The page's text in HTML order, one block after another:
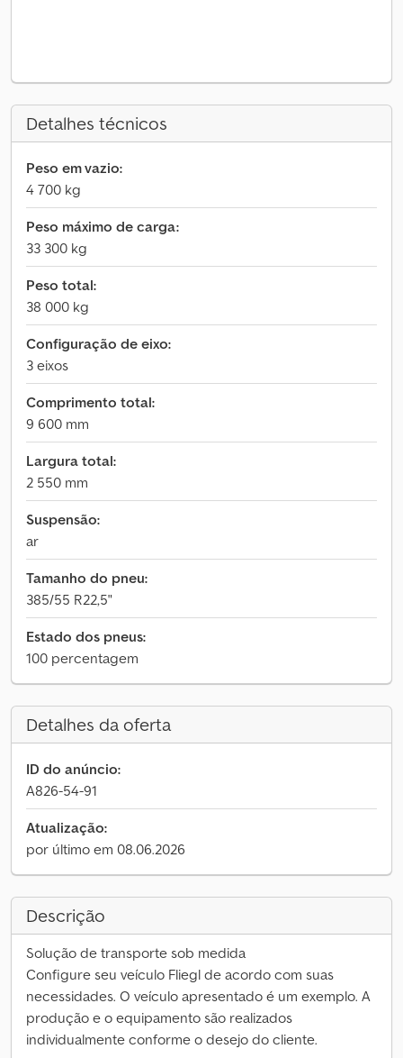
Detalhes técnicos
Peso em vazio:
4 700 kg
Peso máximo de carga:
33 300 kg
Peso total:
38 000 kg
Configuração de eixo:
3 eixos
Comprimento total:
9 600 mm
Largura total:
2 550 mm
Suspensão:
ar
Tamanho do pneu:
385/55 R22,5"
Estado dos pneus:
100 percentagem
Detalhes da oferta
ID do anúncio:
A826-54-91
Atualização:
por último em 08.06.2026
Descrição
Solução de transporte sob medida
Configure seu veículo Fliegl de acordo com suas
necessidades. O veículo apresentado é um exemplo. A
produção e o equipamento são realizados
individualmente conforme o desejo do cliente.